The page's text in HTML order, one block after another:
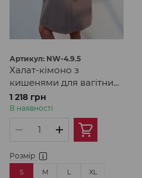
Артикул: NW-4.9.5
Халат-кімоно з
кишенями для вагітних
та годуючих в кольорі
грейдж
1 218 грн
В наявності
Розмір
S M L XL